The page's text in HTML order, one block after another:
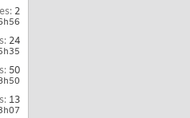
2
24
50
13